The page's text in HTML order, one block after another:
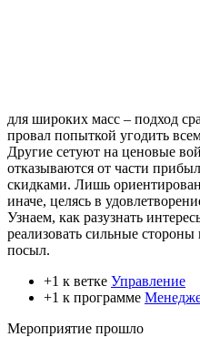
для широких масс – подход
провал попыткой угодить
Другие сетуют на ценовые
отказываются от части
скидками. Лишь
иначе, целясь в
Узнаем, как разузнать
реализовать сильные
посыл.
+1 к ветке Управление
+1 к программе
Мероприятие прошло